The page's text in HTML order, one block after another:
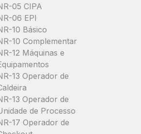
05 CIPA
06 EPI
10 Básico
10 Complementar
12 Máquinas e
13 Operador de
13 Operador de
de Processo
17 Operador de